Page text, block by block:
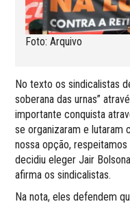
Foto: Arquivo
No texto os sindicalistas
soberana das urnas”
importante conquista
se organizaram e lutaram
nossa opção,
decidiu eleger Jair
afirma os sindicalistas.
Na nota, eles defendem